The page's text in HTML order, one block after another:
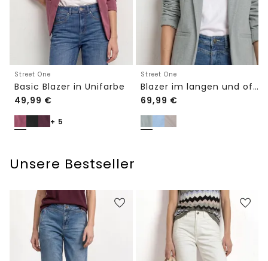
Street One
Basic Blazer in Unifarbe
49,99 €
+ 5
Street One
Blazer im langen und offenen Schnitt
69,99 €
Unsere Bestseller